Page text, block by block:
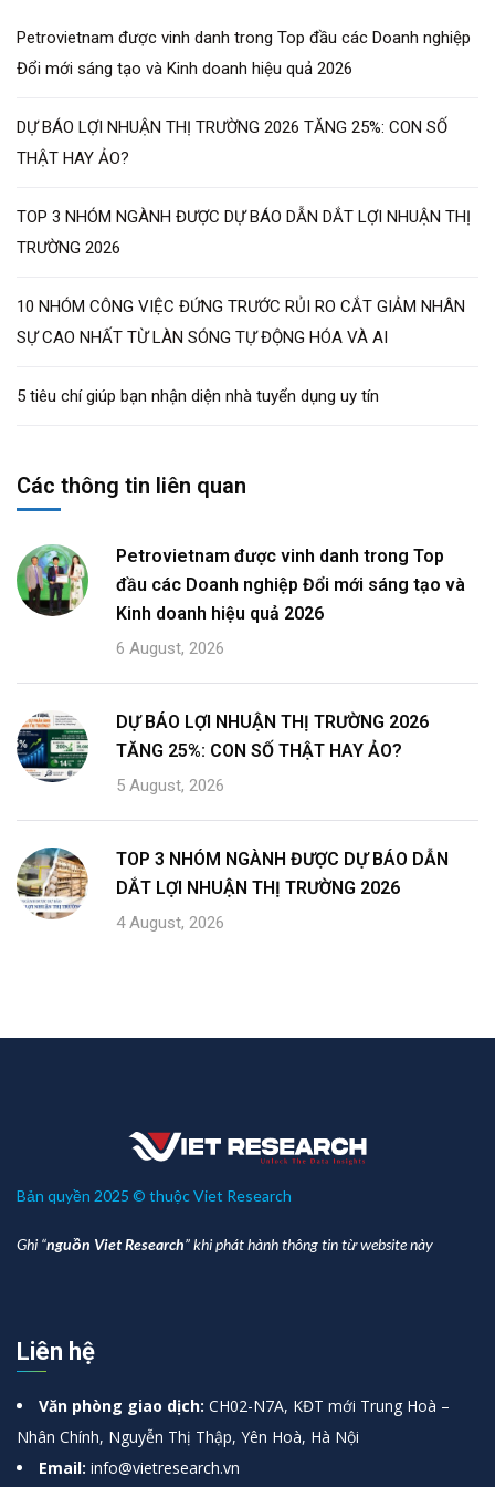
Petrovietnam được vinh danh trong Top đầu các Doanh nghiệp
Đổi mới sáng tạo và Kinh doanh hiệu quả 2026
DỰ BÁO LỢI NHUẬN THỊ TRƯỜNG 2026 TĂNG 25%: CON SỐ
THẬT HAY ẢO?
TOP 3 NHÓM NGÀNH ĐƯỢC DỰ BÁO DẪN DẮT LỢI NHUẬN THỊ
TRƯỜNG 2026
10 NHÓM CÔNG VIỆC ĐỨNG TRƯỚC RỦI RO CẮT GIẢM NHÂN
SỰ CAO NHẤT TỪ LÀN SÓNG TỰ ĐỘNG HÓA VÀ AI
5 tiêu chí giúp bạn nhận diện nhà tuyển dụng uy tín
Các thông tin liên quan
Petrovietnam được vinh danh trong Top
đầu các Doanh nghiệp Đổi mới sáng tạo và
Kinh doanh hiệu quả 2026
6 August, 2026
DỰ BÁO LỢI NHUẬN THỊ TRƯỜNG 2026
TĂNG 25%: CON SỐ THẬT HAY ẢO?
5 August, 2026
TOP 3 NHÓM NGÀNH ĐƯỢC DỰ BÁO DẪN
DẮT LỢI NHUẬN THỊ TRƯỜNG 2026
4 August, 2026
Bản quyền 2025 © thuộc Viet Research
Ghi “nguồn Viet Research” khi phát hành thông tin từ website này
Liên hệ
Văn phòng giao dịch: CH02-N7A, KĐT mới Trung Hoà –
Nhân Chính, Nguyễn Thị Thập, Yên Hoà, Hà Nội
Email: info@vietresearch.vn